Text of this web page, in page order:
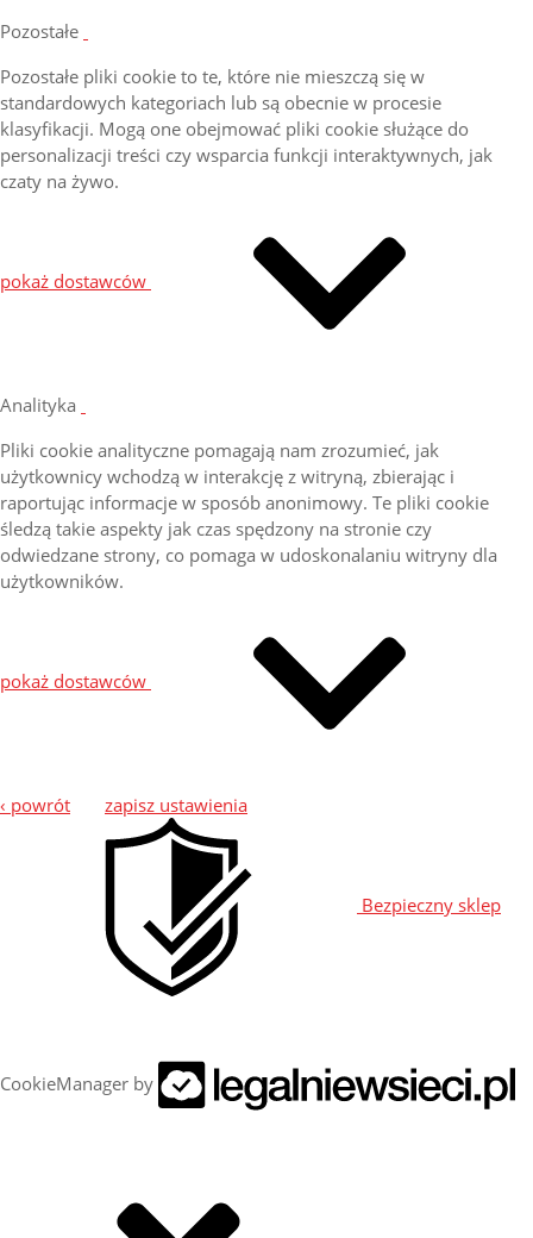
Pozostałe
Pozostałe pliki cookie to te, które nie mieszczą się w
standardowych kategoriach lub są obecnie w procesie
klasyfikacji. Mogą one obejmować pliki cookie służące do
personalizacji treści czy wsparcia funkcji interaktywnych, jak
czaty na żywo.
pokaż dostawców
Analityka
Pliki cookie analityczne pomagają nam zrozumieć, jak
użytkownicy wchodzą w interakcję z witryną, zbierając i
raportując informacje w sposób anonimowy. Te pliki cookie
śledzą takie aspekty jak czas spędzony na stronie czy
odwiedzane strony, co pomaga w udoskonalaniu witryny dla
użytkowników.
pokaż dostawców
‹ powrót zapisz ustawienia
Bezpieczny sklep
CookieManager by